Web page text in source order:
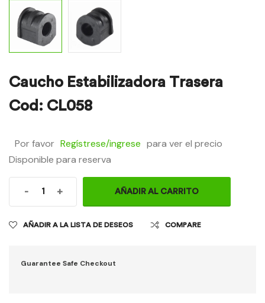
Caucho Estabilizadora Trasera
Cod: CL058
Por favor Regístrese/ingrese para ver el precio
Disponible para reserva
- + AÑADIR AL CARRITO
AÑADIR A LA LISTA DE DESEOS COMPARE
Guarantee Safe Checkout